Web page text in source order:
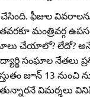
ఫీజుల
మంత్రివర్గ
చేయాలో? లేదో?
సంఘాల నేతలు
జూన్‌ 13
విమర్శలు